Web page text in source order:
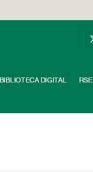
BIBLIOTECA DIGITAL RSE